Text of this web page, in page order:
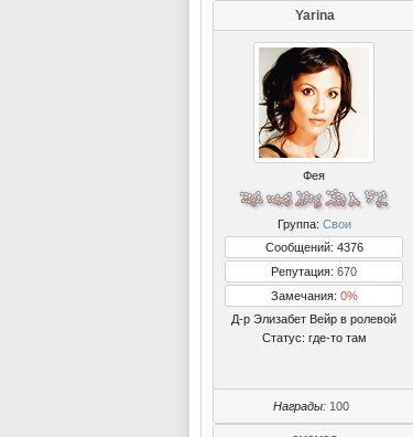
Yarina
Фея
Группа: Свои
Сообщений: 4376
Репутация: 670
Замечания: 0%
Д-р Элизабет Вейр в ролевой
Статус: где-то там
Награды: 100